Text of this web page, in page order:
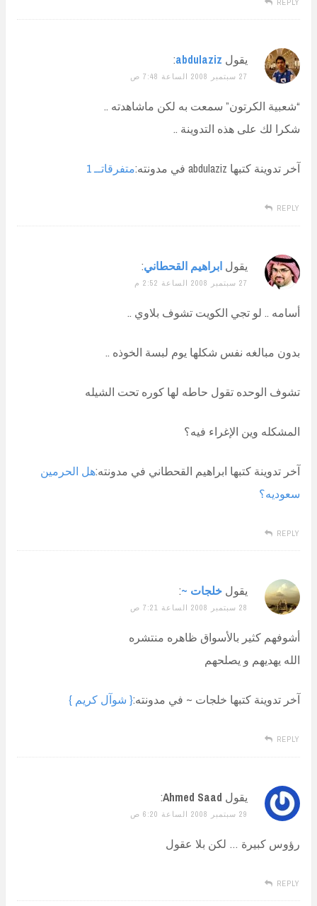
يقول abdulaziz
:
27 سبتمبر 2008 الساعة 7:48 ص
“شعبية الكرتون” سمعت به لكن ماشاهدته ..
شكرا لك على هذه التدوينة ..
آخر تدوينة كتبها abdulaziz في مدونته: متفرقاتــ 1
REPLY
يقول ابراهيم القحطاني:
27 سبتمبر 2008 الساعة 2:52 م
أسامه .. لو تجي الكويت تشوف بلاوي ..
بدون مبالغه نفس شكلها يوم لبسة الخوذه ..
تشوف الوحده تقول حاطه لها كوره تحت الشيله
المشكله وين الإغراء فيه؟
آخر تدوينة كتبها ابراهيم القحطاني في مدونته:هل الحرمين
سعوديه؟
REPLY
يقول خلجات ~:
28 سبتمبر 2008 الساعة 7:21 ص
أشوفهم كثير بالأسواق ظاهره منتشره
الله يهديهم و يصلحهم
آخر تدوينة كتبها خلجات ~ في مدونته:{ شوآل كريم }
REPLY
يقول Ahmed Saad
:
29 سبتمبر 2008 الساعة 6:20 ص
رؤوس كبيرة … لكن بلا عقول
REPLY